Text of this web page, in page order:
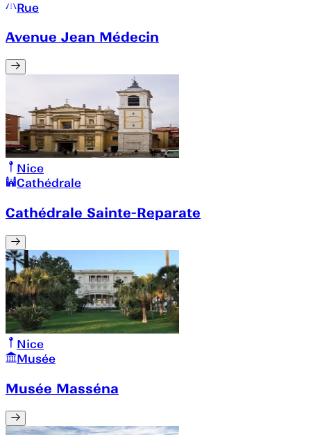
Rue
Avenue Jean Médecin
Nice
Cathédrale
Cathédrale Sainte-Reparate
Nice
Musée
Musée Masséna